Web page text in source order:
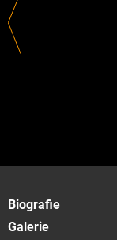
Biografie
Galerie